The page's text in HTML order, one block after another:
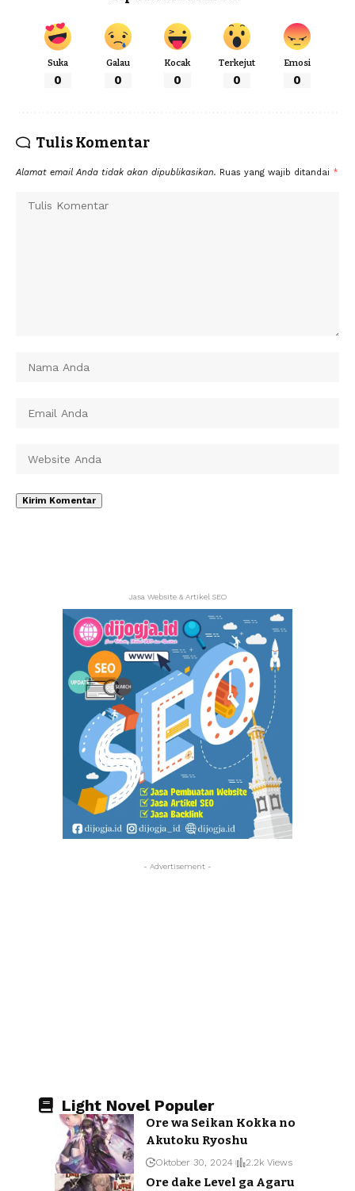
Suka
0
Galau
0
Kocak
0
Terkejut
0
Emosi
0
Tulis Komentar
Alamat email Anda tidak akan dipublikasikan. Ruas yang wajib ditandai *
Jasa Website & Artikel SEO
- Advertisement -
Light Novel Populer
Ore wa Seikan Kokka no
Akutoku Ryoshu
Oktober 30, 2024 2.2k Views
Ore dake Level ga Agaru